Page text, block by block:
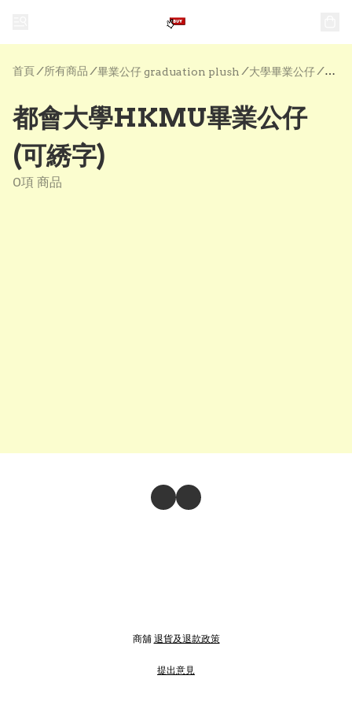
首頁/ 所有商品 /畢業公仔 graduation plush / 大學畢業公仔/
都會大學HKMU畢業公仔
(可綉字)
0項 商品
商舖 退貨及退款政策
提出意見